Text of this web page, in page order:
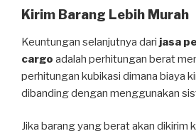
Kirim Barang Lebih Murah
Keuntungan selanjutnya dari jasa
cargo adalah perhitungan berat
perhitungan kubikasi dimana biaya
dibanding dengan menggunakan
Jika barang yang berat akan dikirim